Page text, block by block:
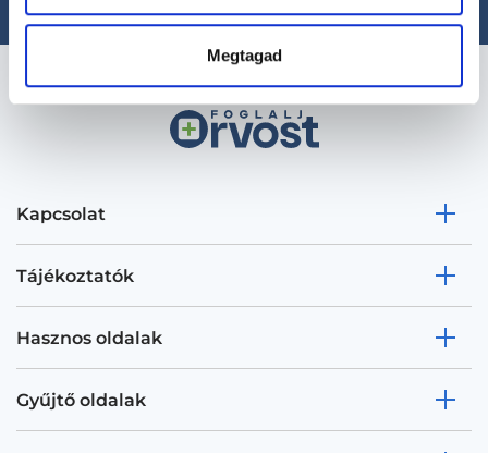
Megtagad
Kapcsolat
Tájékoztatók
Hasznos oldalak
Gyűjtő oldalak